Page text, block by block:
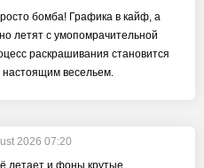
бомба! Графика в кайф, а
летят с умопомрачительной
раскрашивания становится
настоящим весельем.
2026 07:20
летает и фоны крутые.